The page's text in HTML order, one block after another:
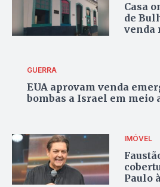
Casa
de
venda
GUERRA
EUA aprovam venda
bombas a Israel em meio
IMÓVEL
Paulo